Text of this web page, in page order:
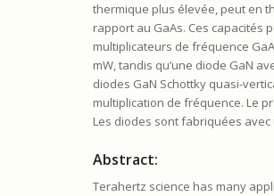
thermique plus élevée, peut en
rapport au GaAs. Ces capacités
multiplicateurs de fréquence
mW, tandis qu’une diode GaN
diodes GaN Schottky quasi-
multiplication de fréquence. Le
Les diodes sont fabriquées
Abstract:
Terahertz science has many